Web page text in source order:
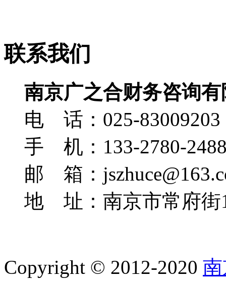
联系我们
南京广之合财务咨询
电 话：025-83009203
手 机：133-2780-
邮 箱：
地 址：南京市常府街
Copyright © 2012-2020